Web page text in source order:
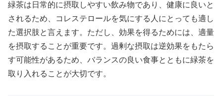
緑茶は日常的に摂取しやすい飲み物であり、健康に良いと
されるため、コレステロールを気にする人にとっても適し
た選択肢と言えます。ただし、効果を得るためには、適量
を摂取することが重要です。過剰な摂取は逆効果をもたら
す可能性があるため、バランスの良い食事とともに緑茶を
取り入れることが大切です。